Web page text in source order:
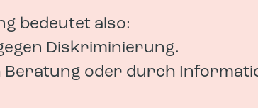
bedeutet also:
Diskriminierung.
Beratung oder durch